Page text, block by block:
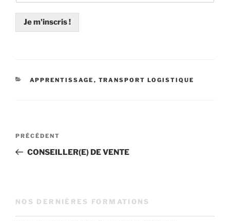
Je m'inscris !
CATÉGORIES
APPRENTISSAGE , TRANSPORT LOGISTIQUE
Navigation
l’article
Article
précédent
PRÉCÉDENT
CONSEILLER(E) DE VENTE
NOS DERNIÈRES FORMATIONS